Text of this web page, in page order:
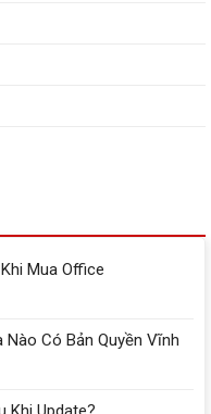
Mua Office
Có Bản Quyền Vĩnh